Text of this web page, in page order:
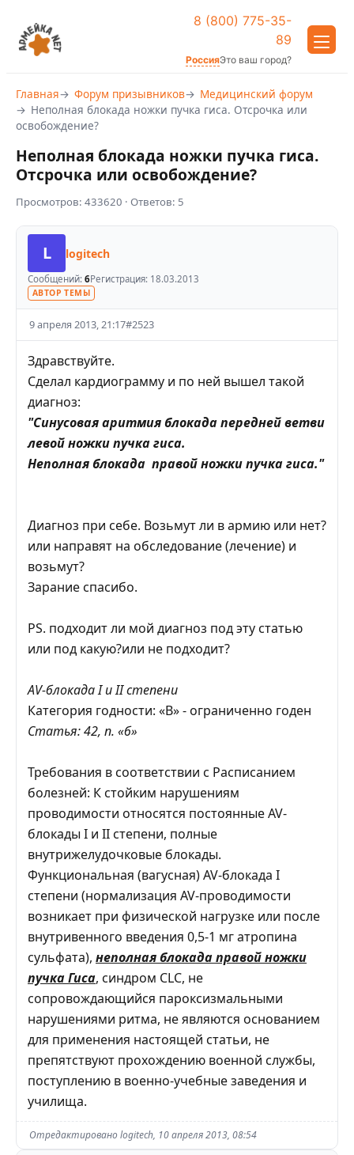
8 (800) 775-35-
89
РоссияЭто ваш город?
Главная Форум призывников
Медицинский форум
Неполная блокада ножки пучка гиса. Отсрочка или
освобождение?
Неполная блокада ножки пучка гиса.
Отсрочка или освобождение?
Просмотров: 433620 · Ответов: 5
L logitech
Сообщений: 6Регистрация: 18.03.2013
АВТОР ТЕМЫ
9 апреля 2013, 21:17#2523
Здравствуйте.
Сделал кардиограмму и по ней вышел такой
диагноз:
"Синусовая аритмия блокада передней ветви
левой ножки пучка гиса.
Неполная блокада правой ножки пучка гиса."
Диагноз при себе. Возьмут ли в армию или нет?
или направят на обследование (лечение) и
возьмут?
Зарание спасибо.
PS. подходит ли мой диагноз под эту статью
или под какую?или не подходит?
АV-блокада I и II степени
Категория годности: «В» - ограниченно годен
Статья: 42, п. «б»
Требования в соответствии с Расписанием
болезней: К стойким нарушениям
проводимости относятся постоянные AV-
блокады I и II степени, полные
внутрижелудочковые блокады.
Функциональная (вагусная) AV-блокада I
степени (нормализация AV-проводимости
возникает при физической нагрузке или после
внутривенного введения 0,5-1 мг атропина
сульфата), неполная блокада правой ножки
пучка Гиса, синдром CLC, не
сопровождающийся пароксизмальными
нарушениями ритма, не являются основанием
для применения настоящей статьи, не
препятствуют прохождению военной службы,
поступлению в военно-учебные заведения и
училища.
Отредактировано logitech, 10 апреля 2013, 08:54